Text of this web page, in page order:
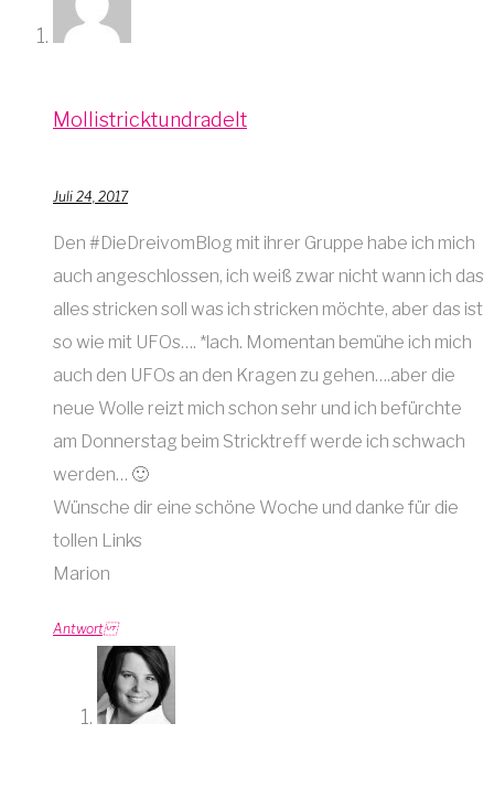
Mollistricktundradelt
Juli 24, 2017
Den #DieDreivomBlog mit ihrer Gruppe habe ich mich
auch angeschlossen, ich weiß zwar nicht wann ich das
alles stricken soll was ich stricken möchte, aber das ist
so wie mit UFOs…. *lach. Momentan bemühe ich mich
auch den UFOs an den Kragen zu gehen….aber die
neue Wolle reizt mich schon sehr und ich befürchte
am Donnerstag beim Stricktreff werde ich schwach
werden… 🙂
Wünsche dir eine schöne Woche und danke für die
tollen Links
Marion
Antwort